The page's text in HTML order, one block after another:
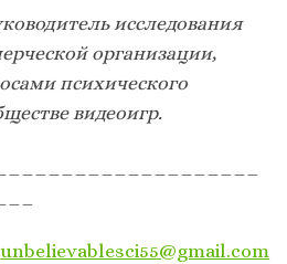
исследования
организации,
психического
видеоигр.
unbelievablesci55@gmail.com